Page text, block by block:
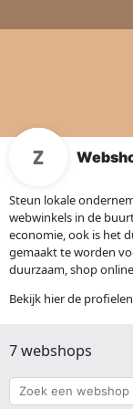
Steun lokale
webwinkels in de
economie, ook is het
gemaakt te worden
duurzaam, shop
Bekijk hier de
7 webshops
Zoek
een